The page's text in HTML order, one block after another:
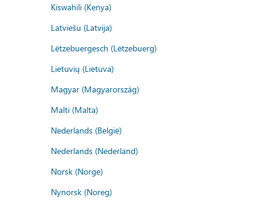
Kiswahili (Kenya)
Latviešu (Latvija)
Lëtzebuergesch (Lëtzebuerg)
Lietuvių (Lietuva)
Magyar (Magyarország)
Malti (Malta)
Nederlands (België)
Nederlands (Nederland)
Norsk (Norge)
Nynorsk (Noreg)